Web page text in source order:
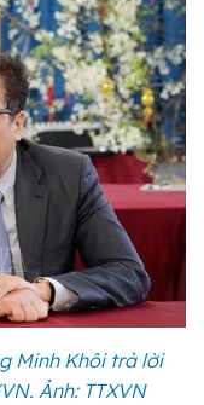
Minh Khôi trả lời
Ảnh: TTXVN